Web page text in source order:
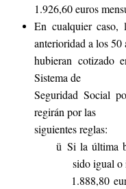
1.926,60 euros
En cualquier caso,
anterioridad a los 50
hubieran cotizado
Sistema de
Seguridad Social
regirán por las
siguientes reglas:
ü Si la última
sido igual o
1.888,80